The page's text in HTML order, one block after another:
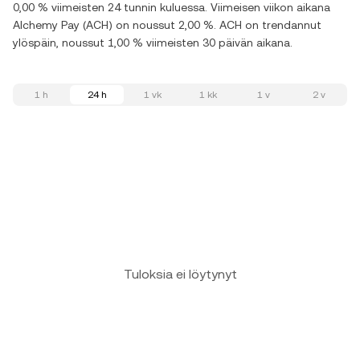
0,00 % viimeisten 24 tunnin kuluessa. Viimeisen viikon aikana
Alchemy Pay (ACH) on noussut 2,00 %. ACH on trendannut
ylöspäin, noussut 1,00 % viimeisten 30 päivän aikana.
1 h 24 h 1 vk 1 kk 1 v 2 v
Tuloksia ei löytynyt